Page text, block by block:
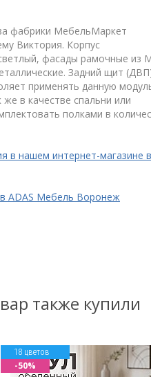
фабрики МебельМаркет
Виктория. Корпус
фасады рамочные из
Задний щит
применять данную
в качестве спальни или
полками в
в нашем интернет-магазине в
ADAS Мебель Воронеж
также купили
18 цветов
-50%